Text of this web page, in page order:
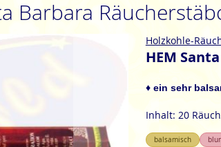
Barbara
Holzkohle-
HEM
♦ ein sehr
Inhalt: 20
balsamisch